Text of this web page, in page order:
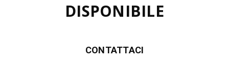
DISPONIBILE
CONTATTACI